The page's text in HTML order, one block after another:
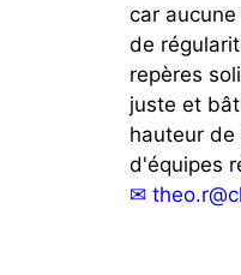
car
de
repères
juste et
hauteur
d'équipes
✉